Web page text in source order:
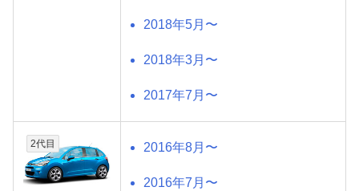
2018年5月〜
2018年3月〜
2017年7月〜
2代目 2016年8月〜
2016年7月〜